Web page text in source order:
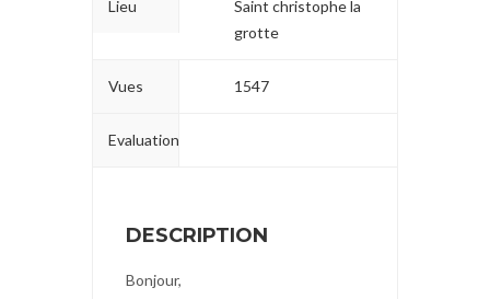
Lieu
Saint christophe la
grotte
Vues 1547
Evaluation
DESCRIPTION
Bonjour,